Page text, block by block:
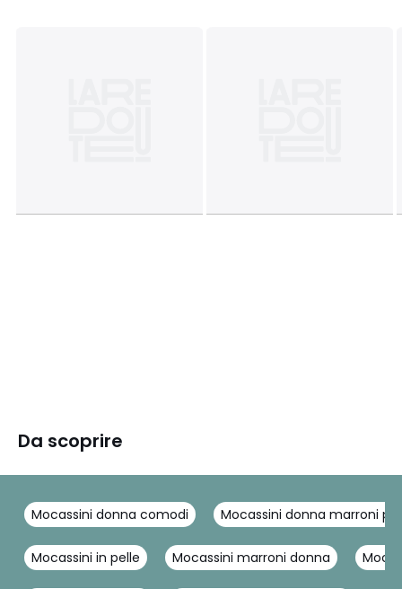
Da scoprire
Mocassini donna comodi Mocassini donna marroni
Mocassini in pelle Mocassini marroni donna